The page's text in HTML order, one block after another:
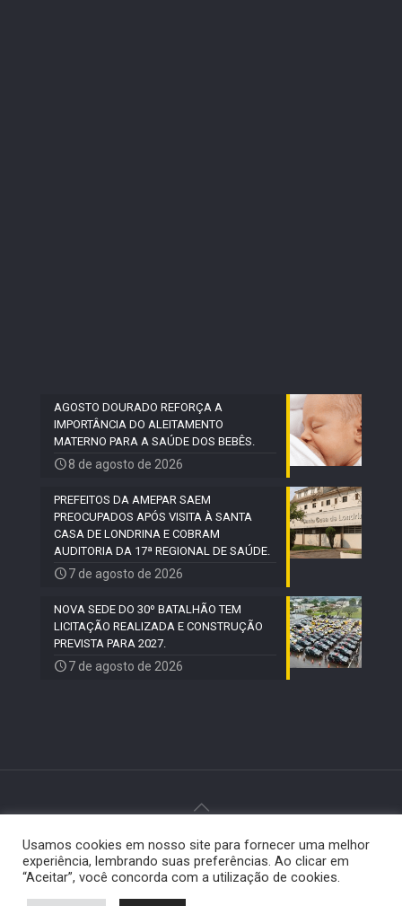
AGOSTO DOURADO REFORÇA A
IMPORTÂNCIA DO ALEITAMENTO
MATERNO PARA A SAÚDE DOS BEBÊS.
8 de agosto de 2026
PREFEITOS DA AMEPAR SAEM
PREOCUPADOS APÓS VISITA À SANTA
CASA DE LONDRINA E COBRAM
AUDITORIA DA 17ª REGIONAL DE SAÚDE.
7 de agosto de 2026
NOVA SEDE DO 30º BATALHÃO TEM
LICITAÇÃO REALIZADA E CONSTRUÇÃO
PREVISTA PARA 2027.
7 de agosto de 2026
© 2024 Paiquerê - Todos os direitos reservados |
Desenvolvido porElemento Visual .
Usamos cookies em nosso site para fornecer uma melhor
experiência, lembrando suas preferências. Ao clicar em
“Aceitar”, você concorda com a utilização de cookies.